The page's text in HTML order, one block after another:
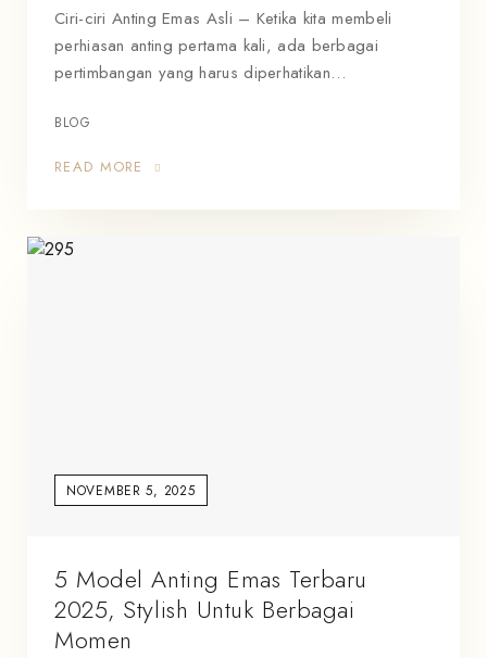
Ciri-ciri Anting Emas Asli – Ketika kita membeli
perhiasan anting pertama kali, ada berbagai
pertimbangan yang harus diperhatikan…
BLOG
READ MORE
NOVEMBER 5, 2025
5 Model Anting Emas Terbaru
2025, Stylish Untuk Berbagai
Momen